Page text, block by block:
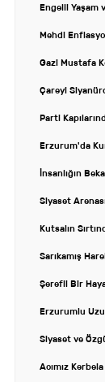
Engelli Yaşam
Mehdi
Gazi Mustafa
Çareyi
Parti
Erzurum'da
İnsanlığın
Siyaset
Kutsalın
Sarıkamış
Şerefli Bir
Erzurumlu
Siyaset ve
Acımız Kerbela